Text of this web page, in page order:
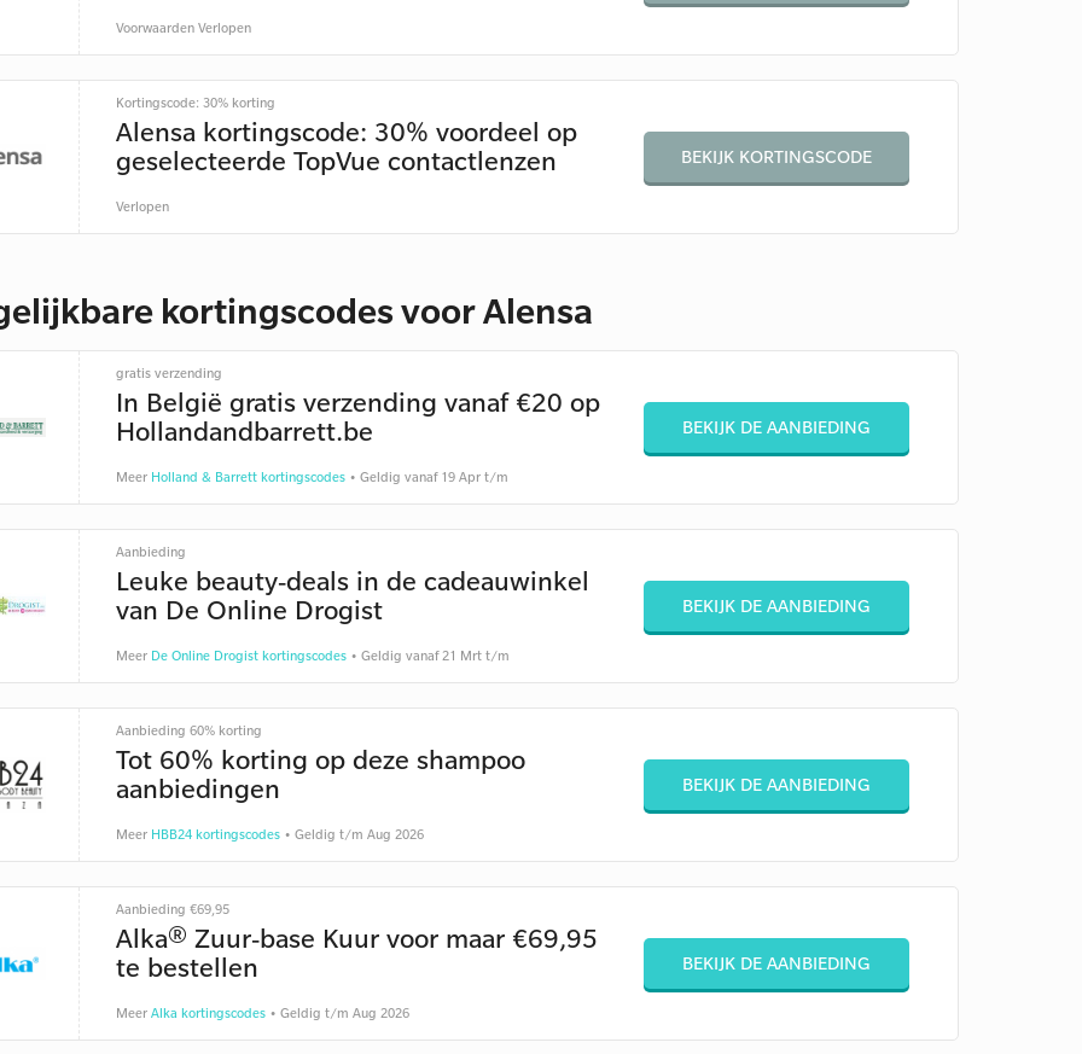
VoorwaardenVerlopen
Kortingscode: 30% korting
Alensa kortingscode: 30% voordeel op
geselecteerde TopVue contactlenzen
Verlopen
BEKIJK KORTINGSCODE
kortingscodes voor Alensa
gratis verzending
In België gratis verzending vanaf €20 op
Hollandandbarrett.be
Meer Holland & Barrett kortingscodes• Geldig vanaf 19 Apr t/m
BEKIJK DE AANBIEDING
Aanbieding
Leuke beauty-deals in de cadeauwinkel
van De Online Drogist
Meer De Online Drogist kortingscodes• Geldig vanaf 21 Mrt t/m
BEKIJK DE AANBIEDING
Aanbieding 60% korting
Tot 60% korting op deze shampoo
aanbiedingen
Meer HBB24 kortingscodes• Geldig t/m Aug 2026
BEKIJK DE AANBIEDING
Aanbieding €69,95
Alka® Zuur-base Kuur voor maar €69,95
te bestellen
Meer Alka kortingscodes• Geldig t/m Aug 2026
BEKIJK DE AANBIEDING